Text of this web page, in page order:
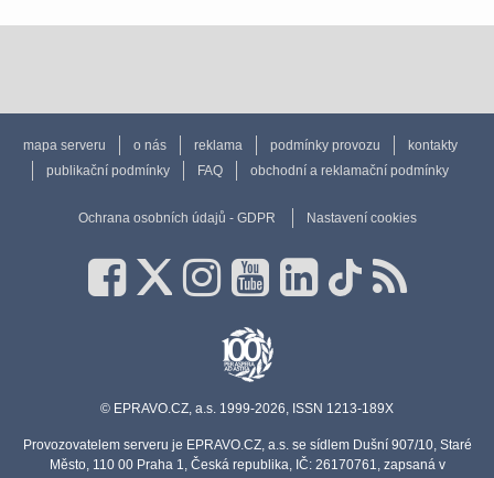
mapa serveru o nás reklama podmínky provozu
kontakty
publikační podmínky
FAQ obchodní a reklamační podmínky
Ochrana osobních údajů - GDPR Nastavení cookies
© EPRAVO.CZ, a.s. 1999-2026, ISSN 1213-189X
Provozovatelem serveru je EPRAVO.CZ, a.s. se sídlem Dušní 907/10, Staré
Město, 110 00 Praha 1, Česká republika, IČ: 26170761, zapsaná v